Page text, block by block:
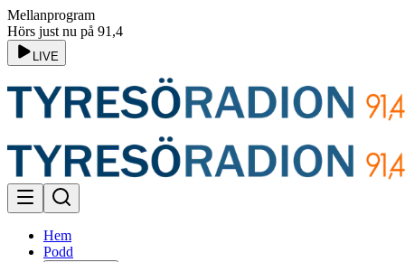
Mellanprogram
Hörs just nu på 91,4
LIVE
Hem
Podd